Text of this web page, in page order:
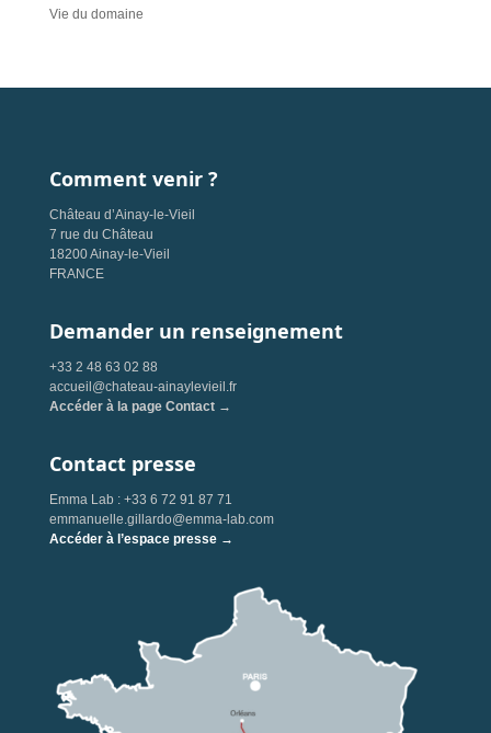
Vie du domaine
Comment venir ?
Château d’Ainay-le-Vieil
7 rue du Château
18200 Ainay-le-Vieil
FRANCE
Demander un renseignement
+33 2 48 63 02 88
accueil@chateau-ainaylevieil.fr
Accéder à la page Contact →
Contact presse
Emma Lab : +33 6 72 91 87 71
emmanuelle.gillardo@emma-lab.com
Accéder à l’espace presse →